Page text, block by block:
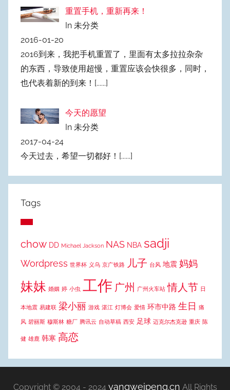
重置手机，重新再来！
In 未分类
2016-01-20
2016到来，我把手机重置了，里面有太多拉拉杂杂
的东西，导致使用超慢，重置应该会快很多，同时，
也代表着新的到来！ [......]
今天的愿望
In 未分类
2017-04-24
今天过去，希望一切都好！ [......]
Tags
chow DD Michael Jackson NAS NBA sadji
Wordpress 世界杯 义乌 京广铁路 儿子 台风 地震 妈妈
妹妹 婚姻 婷 小虫 工作 广州 广州火车站 情人节 日
本地震 易建联 梁小丽 游戏 湛江 灯博会 爱情 环市中路 生日 痛
风 碧丽斯 穆斯林 糖厂 腾讯云 自动草稿 西安 足球 迈克尔杰克逊 重庆 陈
健 雄鹿 韩寒 高恋
Copyright © 2004 - 2024 yangweipeng.cn All Rights